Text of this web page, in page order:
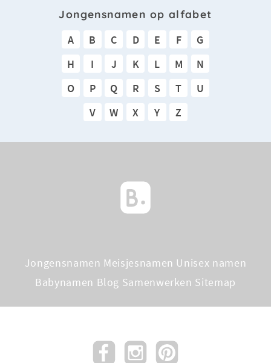
Jongensnamen op alfabet
A B C D E F
G
H
I J K L M
N
O
P Q R S T
U
V
W X Y Z
Jongensnamen Meisjesnamen Unisex namen
Babynamen Blog Samenwerken Sitemap